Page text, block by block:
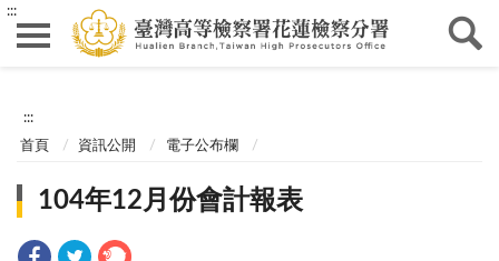
:::
:::
首頁 資訊公開 電子公布欄
104年12月份會計報表